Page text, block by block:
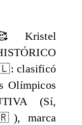
Kristel
clasificó
Olímpicos
(Sí,
marca